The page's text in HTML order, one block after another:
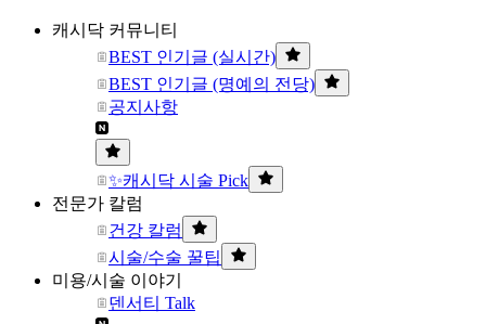
캐시닥 커뮤니티
BEST 인기글 (실시간)
BEST 인기글 (명예의 전당)
공지사항
✨캐시닥 시술 Pick
전문가 칼럼
건강 칼럼
시술/수술 꿀팁
미용/시술 이야기
덴서티 Talk